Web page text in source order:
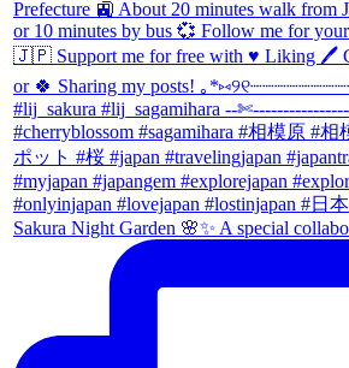
Sakura Night Garden 🌸✨ A special